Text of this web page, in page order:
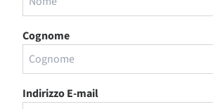
Cognome
Indirizzo E-mail